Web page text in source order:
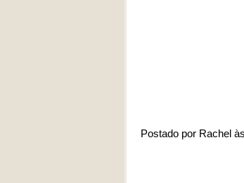
Postado por Rachel às